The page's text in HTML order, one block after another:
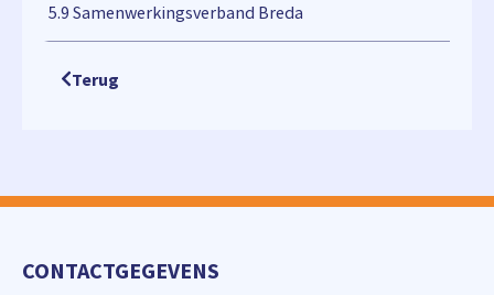
5.9 Samenwerkingsverband Breda
Terug
CONTACTGEGEVENS